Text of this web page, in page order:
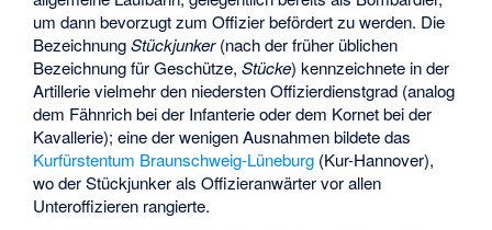
um dann bevorzugt zum Offizier befördert zu werden. Die
BezeichnungStückjunker(nach der früher üblichen
Bezeichnung für Geschütze,Stücke) kennzeichnete in der
Artillerie vielmehr den niedersten Offizierdienstgrad (analog
dem Fähnrich bei der Infanterie oder dem Kornet bei der
Kavallerie); eine der wenigen Ausnahmen bildete das
Kurfürstentum Braunschweig-Lüneburg (Kur-Hannover),
wo der Stückjunker als Offizieranwärter vor allen
Unteroffizieren rangierte.